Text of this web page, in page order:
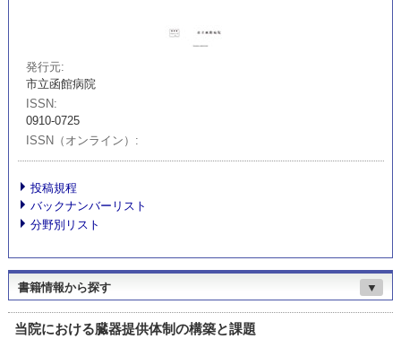
発行元
市立函館病院
ISSN
0910-0725
ISSN（オンライン）
投稿規程
バックナンバーリスト
分野別リスト
書籍情報から探す ▼
当院における臓器提供体制の構築と課題